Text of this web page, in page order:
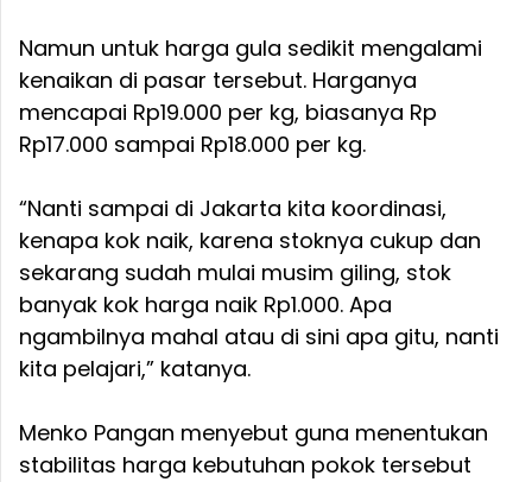
Namun untuk harga gula sedikit mengalami
kenaikan di pasar tersebut. Harganya
mencapai Rp19.000 per kg, biasanya Rp
Rp17.000 sampai Rp18.000 per kg.
“Nanti sampai di Jakarta kita koordinasi,
kenapa kok naik, karena stoknya cukup dan
sekarang sudah mulai musim giling, stok
banyak kok harga naik Rp1.000. Apa
ngambilnya mahal atau di sini apa gitu, nanti
kita pelajari,” katanya.
Menko Pangan menyebut guna menentukan
stabilitas harga kebutuhan pokok tersebut